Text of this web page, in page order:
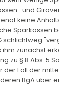
und
keine
Sparkassen
schlichtweg
ihm zunächst
zu § 8 Abs. 5
der Fall der
BgA über